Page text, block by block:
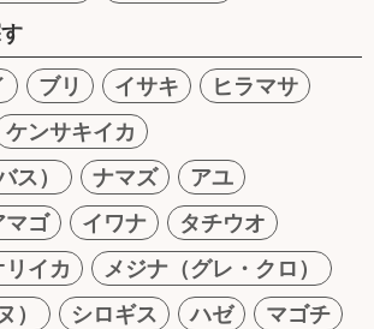
ブリ イサキ
ヒラマサ
ケンサキイカ
ス）
ナマズ
アユ
マゴ イワナ
タチウオ
リイカ
メジナ（グレ・クロ）
）
シロギス ハゼ
マゴチ